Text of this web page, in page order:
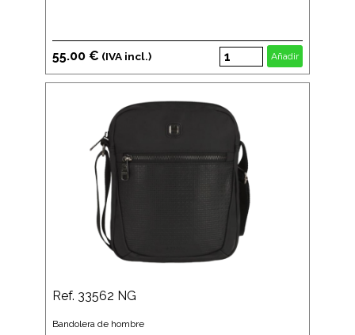
55.00 € (IVA incl.) Añadir
Ref. 33562 NG
Bandolera de hombre